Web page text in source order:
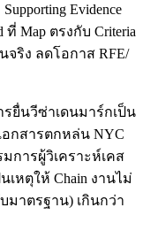
Evidence
ที่ Map ตรงกับ Criteria
จริง ลดโอกาส RFE/
รยื่นวีซ่าเดนมาร์กเป็น
กสารตกหล่น NYC
การผู้วิเคราะห์เคส
เหตุให้ Chain งานไม่
มาตรฐาน) เกินกว่า